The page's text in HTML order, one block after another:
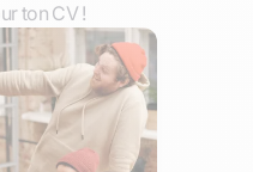
ton CV !